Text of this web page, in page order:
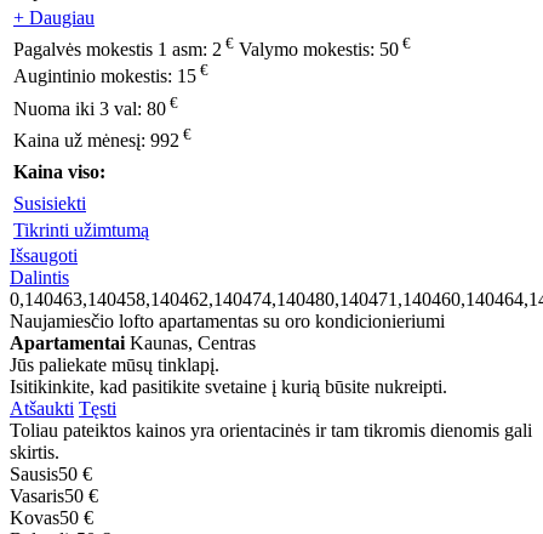
+ Daugiau
Pagalvės mokestis 1 asm: 2 € Valymo mokestis: 50 €
Augintinio mokestis: 15 €
Nuoma iki 3 val: 80 €
Kaina už mėnesį: 992 €
Kaina viso:
Susisiekti
Tikrinti užimtumą
Išsaugoti
Dalintis
Naujamiesčio lofto apartamentas su oro kondicionieriumi
Apartamentai Kaunas, Centras
Jūs paliekate mūsų tinklapį.
Isitikinkite, kad pasitikite svetaine į kurią būsite nukreipti.
Atšaukti Tęsti
Toliau pateiktos kainos yra orientacinės ir tam tikromis dienomis gali
skirtis.
Sausis50 €
Vasaris50 €
Kovas50 €